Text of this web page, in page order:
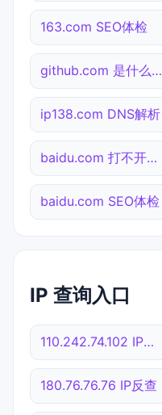
163.com SEO体检
github.com 是什么网站
ip138.com DNS解析
baidu.com 打不开检测
baidu.com SEO体检
IP 查询入口
110.242.74.102 IP反查
180.76.76.76 IP反查